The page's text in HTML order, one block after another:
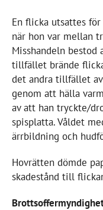
En flicka utsattes
när hon var mellan
Misshandeln bestod
tillfället brände
det andra tillfället
genom att hälla
av att han tryckte/
spisplatta. Våldet
ärrbildning och
Hovrätten dömde
skadestånd till